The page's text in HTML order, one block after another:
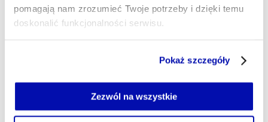
pomagają nam zrozumieć Twoje potrzeby i dzięki temu
doskonalić funkcjonalności serwisu.
Jeżeli nie wyrażasz zgody na zapisywanie plików cookie,
możesz łatwo zarządzać swoimi uprawnieniami, np. we
własnej przeglądarce internetowej lub po wybraniu opcji
Pokaż szczegóły
Zezwól na wszystkie